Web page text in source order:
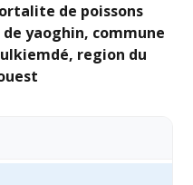
de poissons
yaoghin, commune
region du